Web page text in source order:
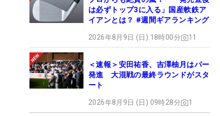
は必ずトップ3に入る」国産軟鉄ア
イアンとは？ #週間ギアランキング
2026年8月9日 (日) 18時00分 11
＜速報＞安田祐香、吉澤柚月はパー
発進 大混戦の最終ラウンドがスタ
ート
2026年8月9日 (日) 09時28分 1